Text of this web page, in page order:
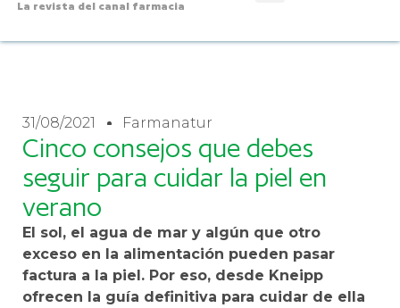
La revista del canal farmacia
31/08/2021 Farmanatur
Cinco consejos que debes
seguir para cuidar la piel en
verano
El sol, el agua de mar y algún que otro
exceso en la alimentación pueden pasar
factura a la piel. Por eso, desde Kneipp
ofrecen la guía definitiva para cuidar de ella